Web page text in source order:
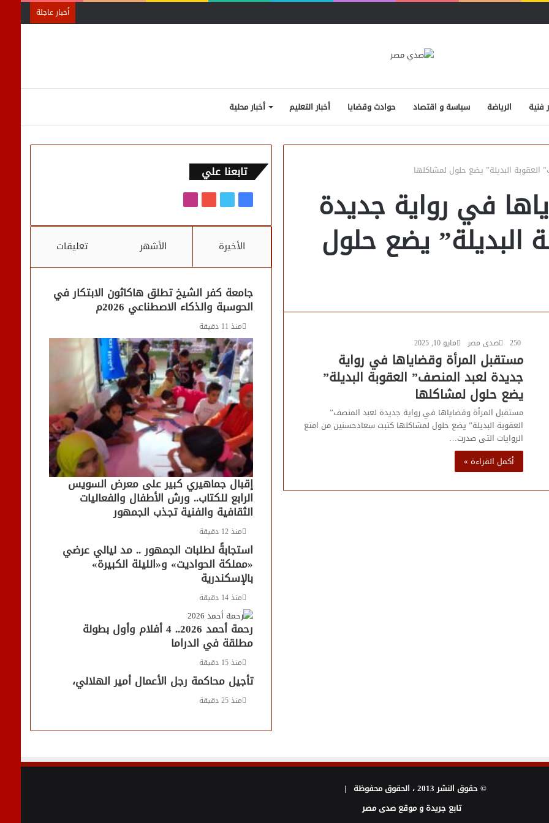
أخبار عاجلة
أخبار محلية أخبار التعليم حوادث وقضايا سياسة و اقتصاد الرياضة فنية
المظلمعمود
جانبي
الدخول
البديلة” يضع حلول لمشاكلها
في رواية جديدة
البديلة” يضع حلول
صدى مصر
مايو 10, 2025 250
مستقبل المرأة وقضاياها في رواية
جديدة لعبد المنصف” العقوبة البديلة”
يضع حلول لمشاكلها
مستقبل المرأة وقضاياها في رواية جديدة لعبد المنصف”
العقوبة البديلة” يضع حلول لمشاكلها كتبت سعادحسنين من امتع
الروايات التى صدرت…
أكمل القراءة »
تابعنا علي
فيسبوك تويتر يوتيوب انستقرام
الأخيرة الأشهر تعليقات
جامعة كفر الشيخ تطلق هاكاثون الابتكار في
الحوسبة والذكاء الاصطناعي 2026م
منذ 11 دقيقة
إقبال جماهيري كبير على معرض السويس
الرابع للكتاب.. ورش الأطفال والفعاليات
الثقافية والفنية تجذب الجمهور
منذ 12 دقيقة
استجابةً لطلبات الجمهور .. مد ليالي عرضي
«مملكة الحواديت» و«الليلة الكبيرة»
بالإسكندرية
منذ 14 دقيقة
رحمة أحمد 2026.. 4 أفلام وأول بطولة
مطلقة في الدراما
منذ 15 دقيقة
تأجيل محاكمة رجل الأعمال أمير الهلالي،
منذ 25 دقيقة
© حقوق النشر 2013 ، الحقوق محفوظة |
تابع جريدة و موقع صدى مصر